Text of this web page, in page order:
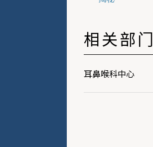
相关部门
耳鼻喉科中心